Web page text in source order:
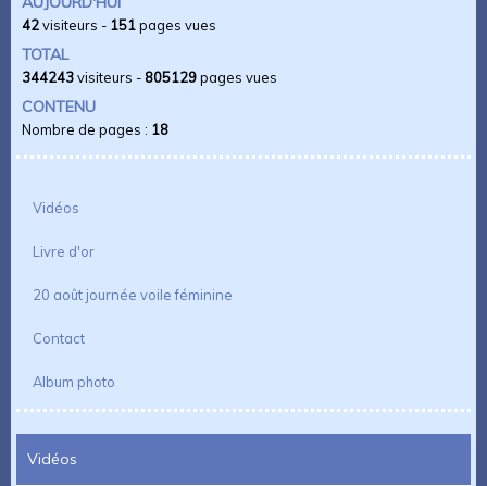
42visiteurs - 151pages vues
TOTAL
344243visiteurs - 805129pages vues
CONTENU
Nombre de pages : 18
Vidéos
Livre d'or
20 août journée voile féminine
Contact
Album photo
Vidéos